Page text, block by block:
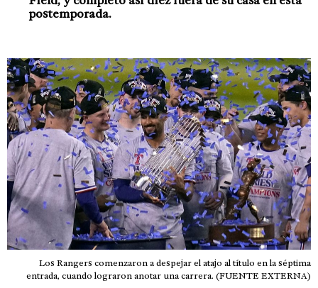
postemporada.
Los Rangers comenzaron a despejar el atajo al título en la séptima
entrada, cuando lograron anotar una carrera. (FUENTE EXTERNA)